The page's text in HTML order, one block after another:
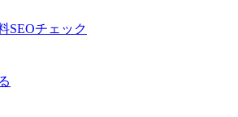
SEOチェック